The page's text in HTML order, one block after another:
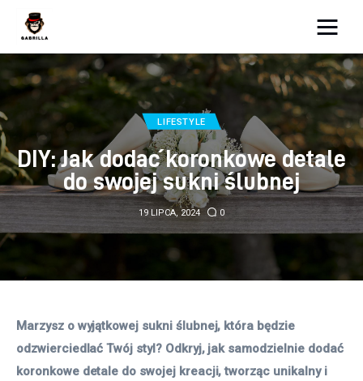
Lifestyle
Kunchnia i kulinaria
Zdrowie
Uroda
LIFESTYLE
DIY: Jak dodać koronkowe detale
do swojej sukni ślubnej
19 LIPCA, 2024 0
Marzysz o wyjątkowej sukni ślubnej, która będzie
odzwierciedlać Twój styl? Odkryj, jak samodzielnie dodać
koronkowe detale do swojej kreacji, tworząc unikalny i